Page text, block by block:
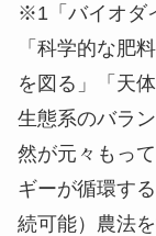
※1「バイオダ
「科学的な肥
を図る」「天
生態系のバラ
然が元々もっ
ギーが循環す
続可能）農法を